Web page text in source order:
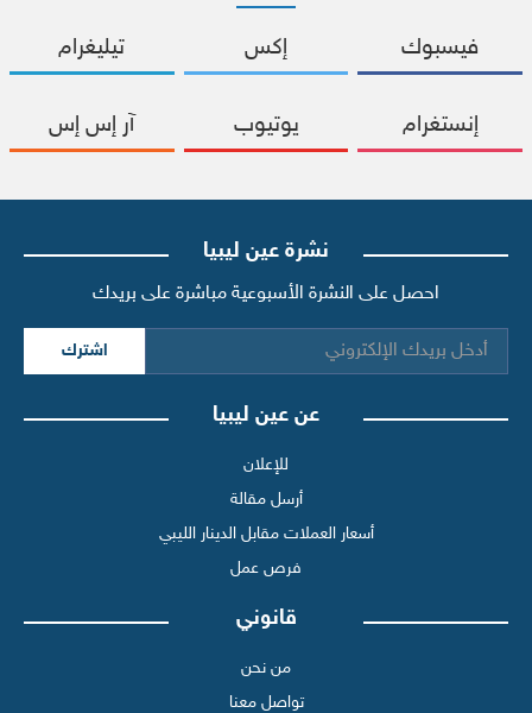
فيسبوك إكس تيليغرام
إنستغرام يوتيوب آر إس إس
نشرة عين ليبيا
احصل على النشرة الأسبوعية مباشرة على بريدك
اشترك
عن عين ليبيا
للإعلان
أرسل مقالة
أسعار العملات مقابل الدينار الليبي
فرص عمل
قانوني
من نحن
تواصل معنا